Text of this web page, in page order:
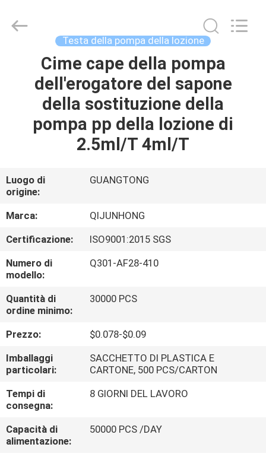
CASA.
PRODOTTI
SPETTACOLO
DI
NOI
VISITA
ALLA
FABBRICA
CONTROLLO
DELLA
QUALITÀ
CONTATTACI
NOTIZIE
PLASTIC
PRODUCTS
Testa della pompa della lozione
Cime cape della pompa
dell'erogatore del sapone
della sostituzione della
pompa pp della lozione di
2.5ml/T 4ml/T
Luogo di
origine:
GUANGTONG
Marca:
QIJUNHONG
Certificazione:
ISO9001:2015 SGS
Numero di
modello:
Q301-AF28-410
Quantità di
ordine minimo:
30000 PCS
Prezzo:
$0.078-$0.09
Imballaggi
particolari:
SACCHETTO DI PLASTICA E
CARTONE, 500 PCS/CARTON
Tempi di
consegna:
8 GIORNI DEL LAVORO
Capacità di
alimentazione:
50000 PCS /DAY